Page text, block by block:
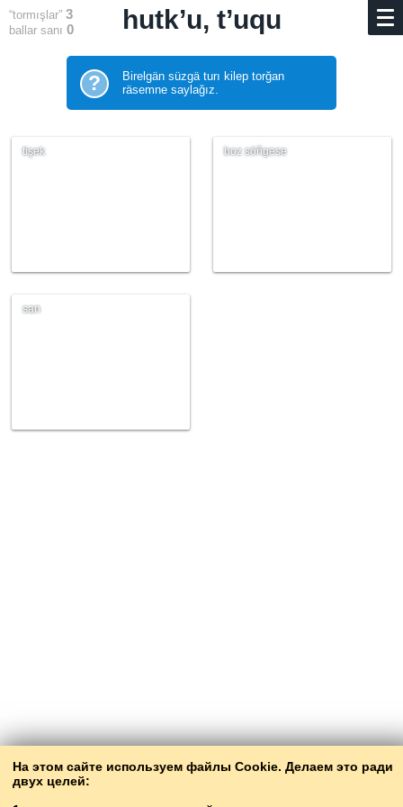
На этом сайте используем файлы Cookie. Делаем это ради
двух целей:
“tormışlar” 3
ballar sanı 0 hutk’u, t’uqu
?
Birelgän süzgä turı kilep torğan
räsemne saylağız.
tişek boz söñgese
san